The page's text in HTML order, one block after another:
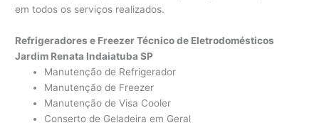
em todos os serviços realizados.
Refrigeradores e Freezer Técnico de Eletrodomésticos
Jardim Renata Indaiatuba SP
Manutenção de Refrigerador
Manutenção de Freezer
Manutenção de Visa Cooler
Conserto de Geladeira em Geral